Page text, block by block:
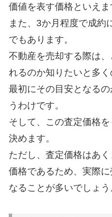
価値を表す価格といえま
また、3か月程度で成約
でもあります。
不動産を売却する際は
れるのか知りたいと多く
最初にその目安となる
うわけです。
そして、この査定価格
決めます。
ただし、査定価格はあ
価格であるため、実際
なることが多いでしょう